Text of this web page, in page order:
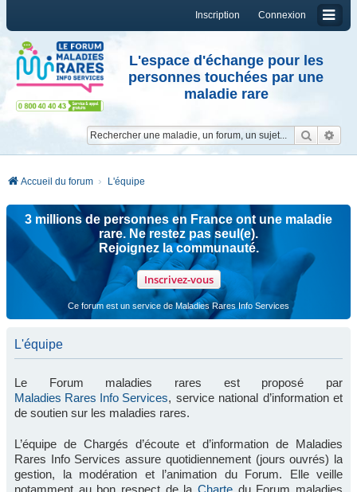
Connexion
Inscription
L'espace d'échange pour les
personnes touchées par une
maladie rare
Accueil du forum L'équipe
3 millions de personnes en France ont une maladie
rare. Ne restez pas seul(e).
Rejoignez la communauté.
Inscrivez-vous
Ce forum est un service de Maladies Rares Info Services
L'équipe
Le Forum maladies rares est proposé par
Maladies Rares Info Services, service national d’information et
de soutien sur les maladies rares.
L’équipe de Chargés d’écoute et d’information de Maladies
Rares Info Services assure quotidiennement (jours ouvrés) la
gestion, la modération et l’animation du Forum. Elle veille
notamment au bon respect de la Charte du Forum maladies